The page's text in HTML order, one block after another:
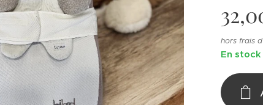
hors frais
En stock